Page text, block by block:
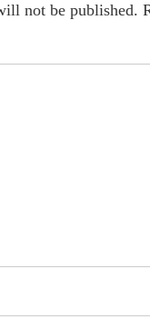
not be published.